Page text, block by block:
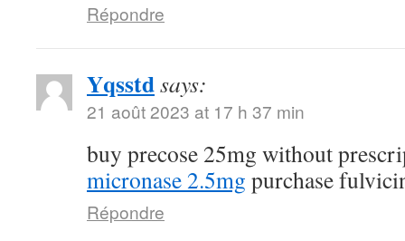
Répondre
Yqsstdsays:
21 août 2023 at 17 h 37 min
buy precose 25mg without
micronase 2.5mg purchase
Répondre